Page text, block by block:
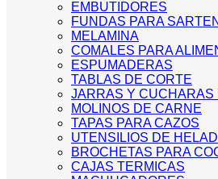
EMBUTIDORES
FUNDAS PARA
MELAMINA
COMALES PARA
ESPUMADERAS
TABLAS DE CORTE
JARRAS Y CUCHARAS
MOLINOS DE CARNE
TAPAS PARA CAZOS
UTENSILIOS DE
BROCHETAS PARA
CAJAS TERMICAS